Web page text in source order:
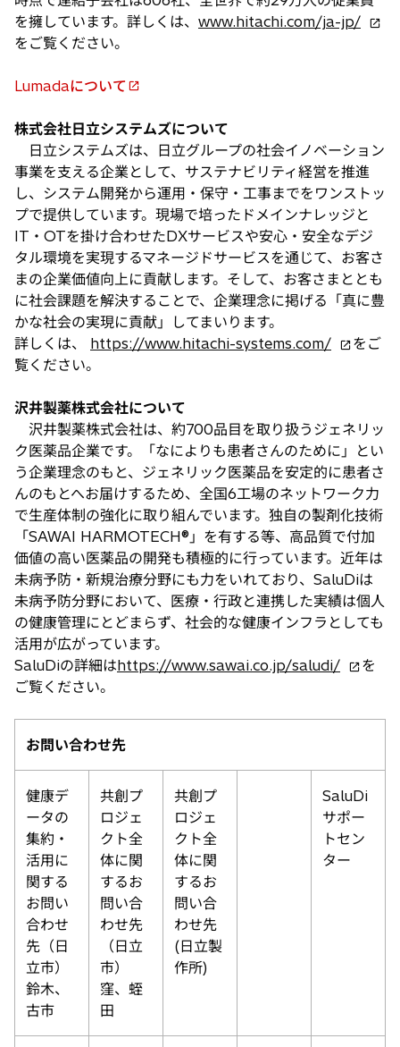
を擁しています。詳しくは、 www.hitachi.com/ja-jp/新
開
く
をご覧ください。
Lumadaについて
新
い
ブ
で
開
く
株式会社日立システムズについて
日立システムズは、日立グループの社会イノベーション
事業を支える企業として、サステナビリティ経営を推進
し、システム開発から運用・保守・工事までをワンストッ
プで提供しています。現場で培ったドメインナレッジと
IT・OTを掛け合わせたDXサービスや安心・安全なデジ
タル環境を実現するマネージドサービスを通じて、お客さ
まの企業価値向上に貢献します。そして、お客さまととも
に社会課題を解決することで、企業理念に掲げる「真に豊
かな社会の実現に貢献」してまいります。
詳しくは、 https://www.hitachi-systems.com/新
ブ
で
開
く
をご
覧ください。
沢井製薬株式会社について
沢井製薬株式会社は、約700品目を取り扱うジェネリッ
ク医薬品企業です。「なによりも患者さんのために」とい
う企業理念のもと、ジェネリック医薬品を安定的に患者さ
んのもとへお届けするため、全国6工場のネットワーク力
で生産体制の強化に取り組んでいます。独自の製剤化技術
「SAWAI HARMOTECH®」を有する等、高品質で付加
価値の高い医薬品の開発も積極的に行っています。近年は
未病予防・新規治療分野にも力をいれており、SaluDiは
未病予防分野において、医療・行政と連携した実績は個人
の健康管理にとどまらず、社会的な健康インフラとしても
活用が広がっています。
SaluDiの詳細はhttps://www.sawai.co.jp/saludi/新
で
開
く
を
ご覧ください。
お問い合わせ先
健康デ
ータの
集約・
活用に
関する
お問い
合わせ
先（日
立市）
鈴木、
古市
共創プ
ロジェ
クト全
体に関
するお
問い合
わせ先
（日立
市）
窪、蛭
田
共創プ
ロジェ
クト全
体に関
するお
問い合
わせ先
(日立製
作所)
SaluDi
サポー
トセン
ター